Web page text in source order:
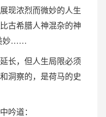
现浓烈而微妙的人生
古希腊人神混杂的神
妙……
长，但人生局限必须
洞察的，是荷马的史
吟道：